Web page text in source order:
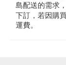
島配送的需求
下訂，若因購
運費。